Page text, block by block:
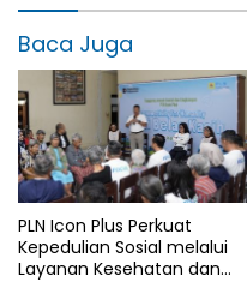
Baca Juga
PLN Icon Plus Perkuat
Kepedulian Sosial melalui
Layanan Kesehatan dan